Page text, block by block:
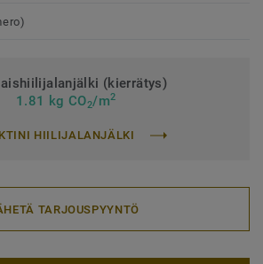
(kierrätys)
1.81 kg CO2/m2
HIILIJALANJÄLKI
TARJOUSPYYNTÖ